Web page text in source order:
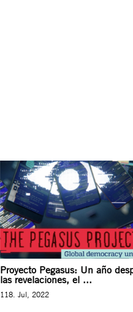
Proyecto Pegasus: Un año
las revelaciones, el ...
118. Jul, 2022